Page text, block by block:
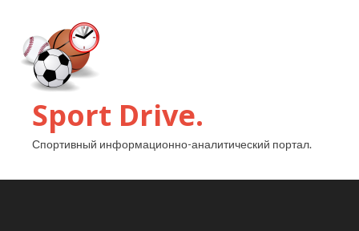
Sport Drive.
Спортивный информационно-аналитический портал.